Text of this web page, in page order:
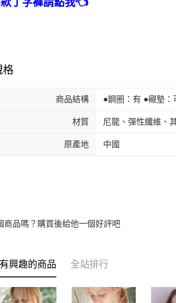
格
商品結構 ●鋼圈：有 ●襯墊
材質 尼龍、彈性纖維、
原產地 中國
商品嗎？購買後給他一個好評吧
興趣的商品 全站排行